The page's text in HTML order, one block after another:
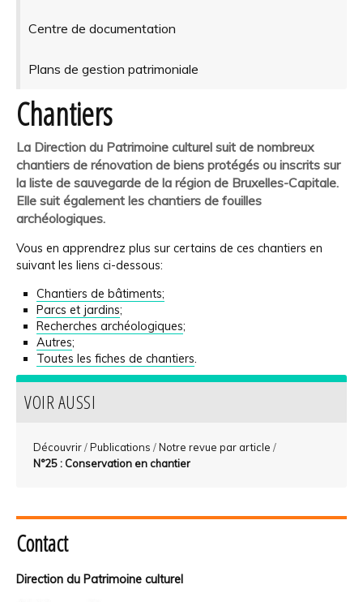
Centre de documentation
Plans de gestion patrimoniale
Chantiers
La Direction du Patrimoine culturel suit de nombreux
chantiers de rénovation de biens protégés ou inscrits sur
la liste de sauvegarde de la région de Bruxelles-Capitale.
Elle suit également les chantiers de fouilles
archéologiques.
Vous en apprendrez plus sur certains de ces chantiers en
suivant les liens ci-dessous:
Chantiers de bâtiments;
Parcs et jardins;
Recherches archéologiques;
Autres;
Toutes les fiches de chantiers.
VOIR AUSSI
Découvrir/Publications /Notre revue par article /
N°25 : Conservation en chantier
Contact
Direction du Patrimoine culturel